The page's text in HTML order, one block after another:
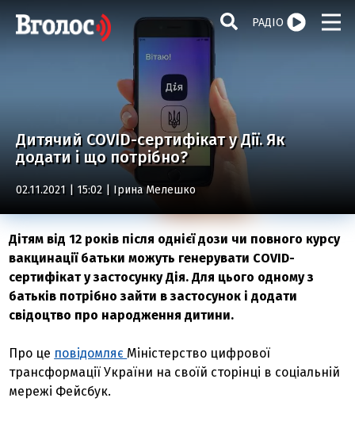
РАДІО
Дитячий COVID-сертифікат у Дії. Як
додати і що потрібно?
02.11.2021 | 15:02 | Ірина Мелешко
Дітям від 12 років після однієї дози чи повного курсу
вакцинації батьки можуть генерувати COVID-
сертифікат у застосунку Дія. Для цього одному з
батьків потрібно зайти в застосунок і додати
свідоцтво про народження дитини.
Про це повідомляє Міністерство цифрової
трансформації України на своїй сторінці в соціальній
мережі Фейсбук.